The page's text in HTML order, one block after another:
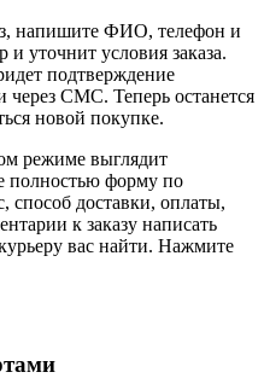
напишите ФИО, телефон и
уточнит условия заказа.
подтверждение
через СМС. Теперь останется
новой покупке.
режиме выглядит
полностью форму по
способ доставки, оплаты,
к заказу написать
вас найти. Нажмите